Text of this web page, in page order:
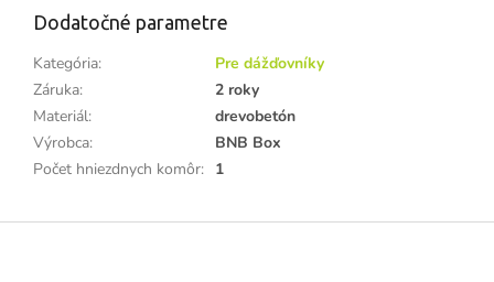
Dodatočné parametre
Kategória:
Pre dážďovníky
Záruka:
2 roky
Materiál:
drevobetón
Výrobca:
BNB Box
Počet hniezdnych komôr: 1